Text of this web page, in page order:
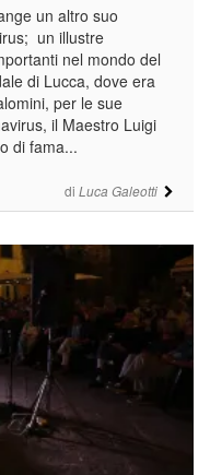
di Luca Galeotti
un altro suo
un illustre
nel mondo del
di Lucca, dove era
per le sue
il Maestro Luigi
di fama...